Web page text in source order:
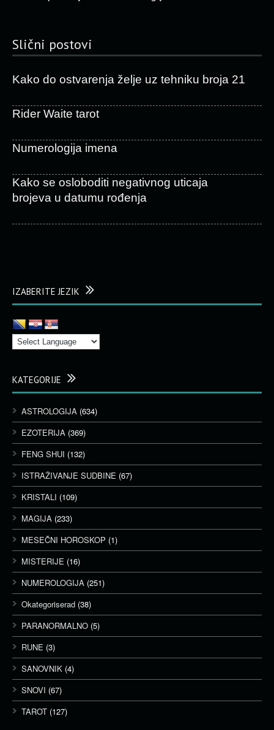
Slični postovi
Kako do ostvarenja želje uz tehniku broja 21
Rider Waite tarot
Numerologija imena
Kako se osloboditi negativnog uticaja
brojeva u datumu rođenja
IZABERITE JEZIK
KATEGORIJE
ASTROLOGIJA (634)
EZOTERIJA (369)
FENG SHUI (132)
ISTRAŽIVANJE SUDBINE (67)
KRISTALI (109)
MAGIJA (233)
MESEČNI HOROSKOP (1)
MISTERIJE (16)
NUMEROLOGIJA (251)
Okategoriserad (38)
PARANORMALNO (5)
RUNE (3)
SANOVNIK (4)
SNOVI (67)
TAROT (127)